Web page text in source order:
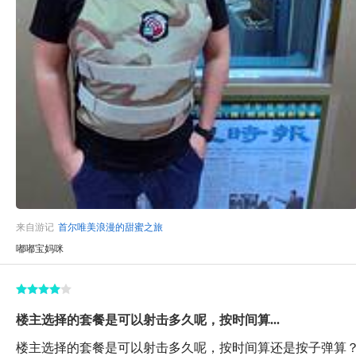
来自游记 首尔唯美浪漫的甜蜜之旅
嘟嘟宝妈咪
楼主选择的套餐是可以射击多久呢，按时间算...
楼主选择的套餐是可以射击多久呢，按时间算还是按子弹算